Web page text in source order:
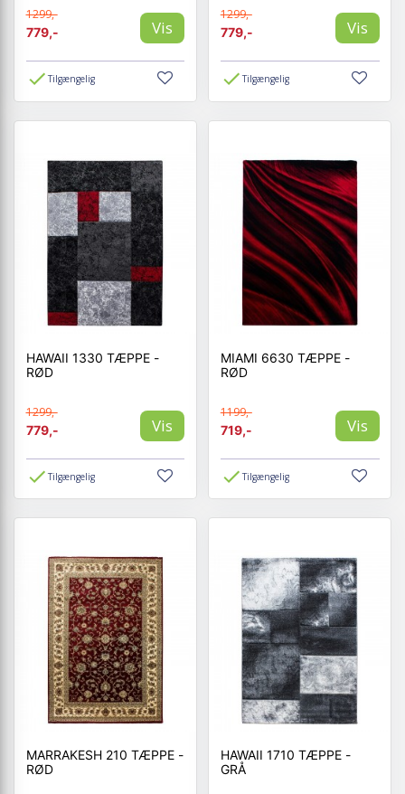
1299,-
779,-
Vis
Tilgængelig
1299,-
779,-
Vis
Tilgængelig
HAWAII 1330 TÆPPE -
RØD
1299,-
779,-
Vis
Tilgængelig
MIAMI 6630 TÆPPE -
RØD
1199,-
719,-
Vis
Tilgængelig
MARRAKESH 210 TÆPPE -
RØD
HAWAII 1710 TÆPPE -
GRÅ